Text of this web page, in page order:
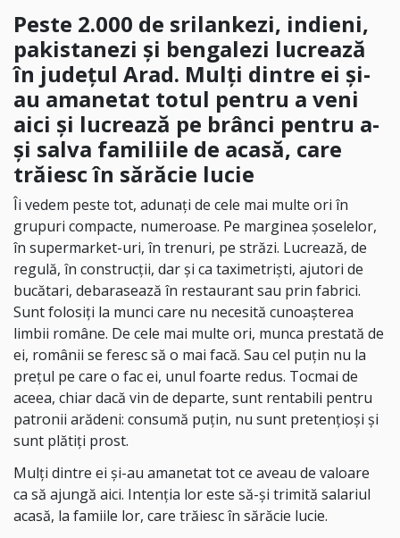
Peste 2.000 de srilankezi, indieni,
pakistanezi și bengalezi lucrează
în județul Arad. Mulți dintre ei și-
au amanetat totul pentru a veni
aici și lucrează pe brânci pentru a-
și salva familiile de acasă, care
trăiesc în sărăcie lucie
Îi vedem peste tot, adunați de cele mai multe ori în
grupuri compacte, numeroase. Pe marginea șoselelor,
în supermarket-uri, în trenuri, pe străzi. Lucrează, de
regulă, în construcții, dar și ca taximetriști, ajutori de
bucătari, debarasează în restaurant sau prin fabrici.
Sunt folosiți la munci care nu necesită cunoașterea
limbii române. De cele mai multe ori, munca prestată de
ei, românii se feresc să o mai facă. Sau cel puțin nu la
prețul pe care o fac ei, unul foarte redus. Tocmai de
aceea, chiar dacă vin de departe, sunt rentabili pentru
patronii arădeni: consumă puțin, nu sunt pretențioși și
sunt plătiți prost.
Mulți dintre ei și-au amanetat tot ce aveau de valoare
ca să ajungă aici. Intenția lor este să-și trimită salariul
acasă, la famiile lor, care trăiesc în sărăcie lucie.